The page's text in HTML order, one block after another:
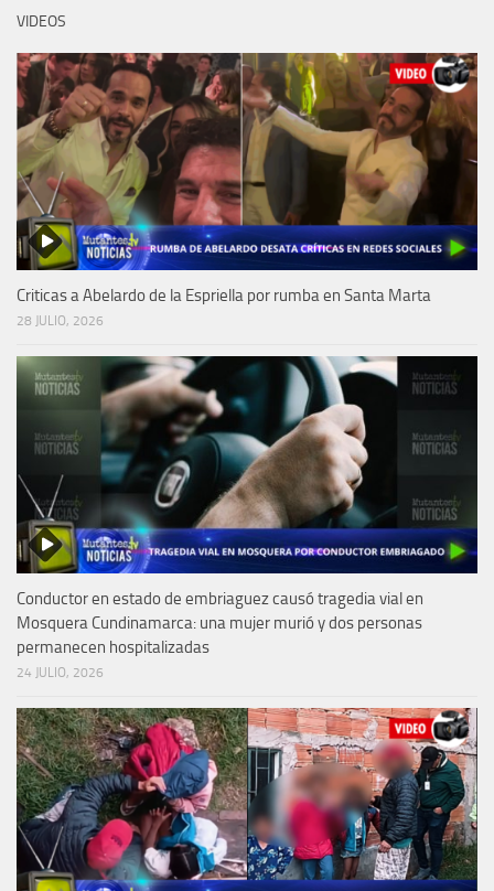
VIDEOS
Criticas a Abelardo de la Espriella por rumba en Santa Marta
28 JULIO, 2026
Conductor en estado de embriaguez causó tragedia vial en
Mosquera Cundinamarca: una mujer murió y dos personas
permanecen hospitalizadas
24 JULIO, 2026